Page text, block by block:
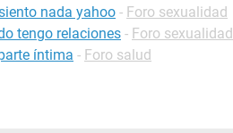
nada yahoo - Foro sexualidad
tengo relaciones - Foro sexualidad
íntima - Foro salud